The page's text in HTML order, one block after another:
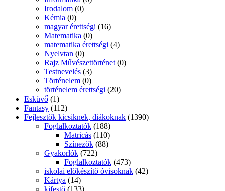
Irodalom (0)
Kémia (0)
magyar érettségi (16)
Matematika (0)
matematika érettségi (4)
Nyelvtan (0)
Rajz Művészettörténet (0)
Testnevelés (3)
Történelem (0)
történelem érettségi (20)
Esküvő (1)
Fantasy (112)
Fejlesztők kicsiknek, diákoknak (1390)
Foglalkoztatók (188)
Matricás (110)
Színezők (88)
Gyakorlók (722)
Foglalkoztatók (473)
iskolai előkészítő óvisoknak (42)
Kártya (14)